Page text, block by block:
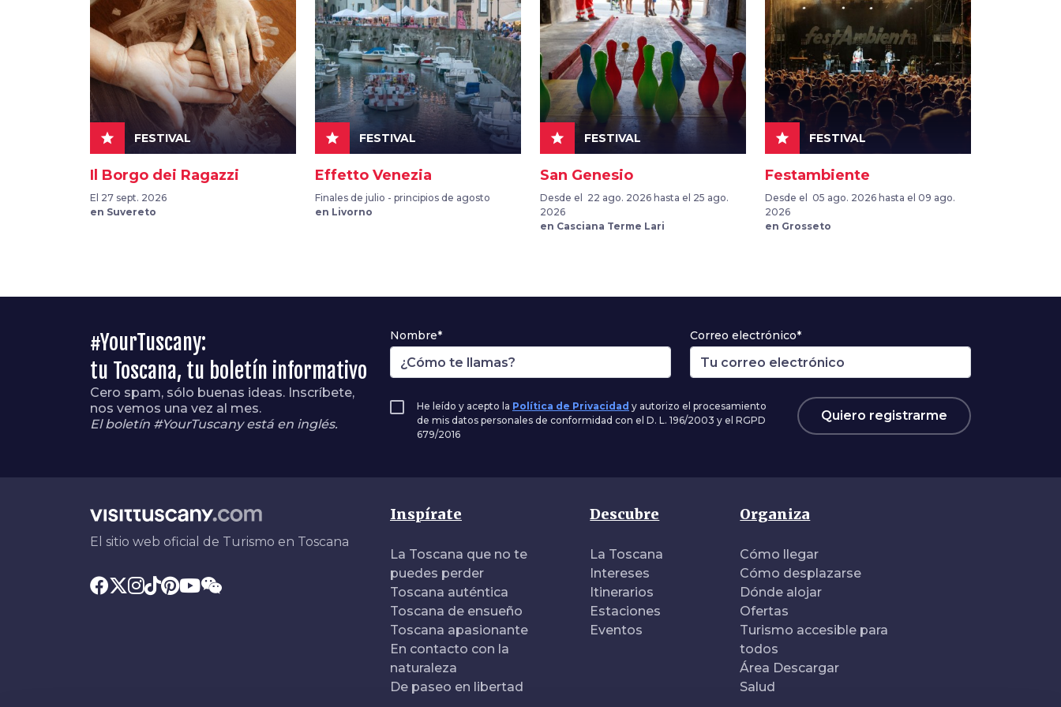
star FESTIVAL
Il Borgo dei Ragazzi
El 27 sept. 2026
en Suvereto
star FESTIVAL
Effetto Venezia
Finales de julio - principios de agosto
en Livorno
star FESTIVAL
San Genesio
Desde el 22 ago. 2026 hasta el 25 ago.
2026
en Casciana Terme Lari
star FESTIVAL
Festambiente
Desde el 05 ago. 2026 hasta el 09 ago.
2026
en Grosseto
#YourTuscany:
tu Toscana, tu boletín informativo
Cero spam, sólo buenas ideas. Inscríbete,
nos vemos una vez al mes.
El boletín #YourTuscany está en inglés.
Nombre* Correo electrónico*
He leído y acepto la Política de Privacidad y autorizo el procesamiento
de mis datos personales de conformidad con el D. L. 196/2003 y el RGPD
679/2016
Quiero registrarme
El sitio web oficial de Turismo en Toscana
Inspírate
La Toscana que no te
puedes perder
Toscana auténtica
Toscana de ensueño
Toscana apasionante
En contacto con la
naturaleza
De paseo en libertad
Descubre
La Toscana
Intereses
Itinerarios
Estaciones
Eventos
Organiza
Cómo llegar
Cómo desplazarse
Dónde alojar
Ofertas
Turismo accesible para
todos
Área Descargar
Salud